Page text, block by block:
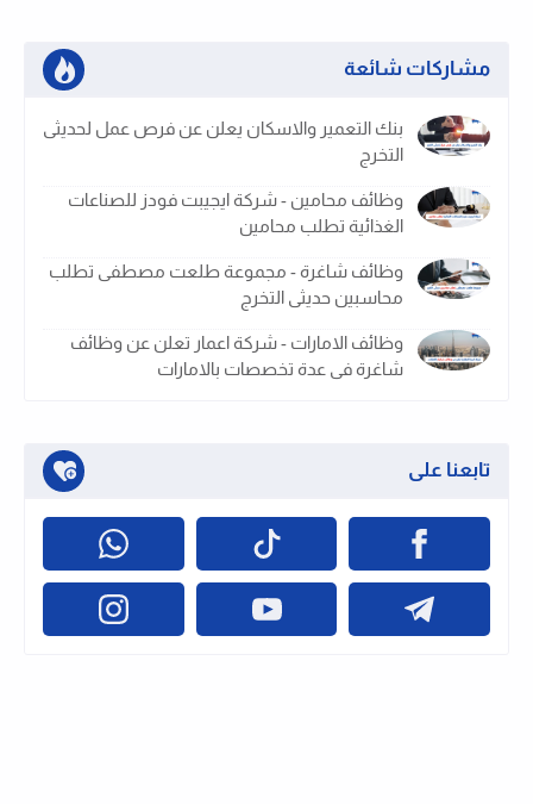
مشاركات شائعة
بنك التعمير والاسكان يعلن عن فرص عمل لحديثى
التخرج
وظائف محامين - شركة ايجيبت فودز للصناعات
الغذائية تطلب محامين
وظائف شاغرة - مجموعة طلعت مصطفى تطلب
محاسبين حديثى التخرج
وظائف الامارات - شركة اعمار تعلن عن وظائف
شاغرة فى عدة تخصصات بالامارات
تابعنا على